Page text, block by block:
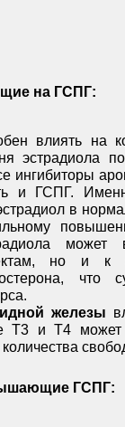
на ГСПГ:
влиять на
эстрадиола
ингибиторы
и ГСПГ.
в
но и к
что
железы
Т3 и Т4
ГСПГ: